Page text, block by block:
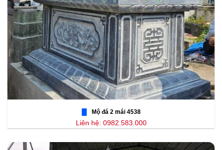
Mộ đá 2 mái 4538
Liên hệ: 0982.583.000